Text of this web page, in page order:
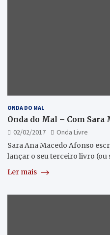
ONDA DO MAL
Onda do Mal – Com Sara
02/02/2017
Onda Livre
Sara Ana Macedo Afonso
lançar o seu terceiro livro (ou
Ler mais